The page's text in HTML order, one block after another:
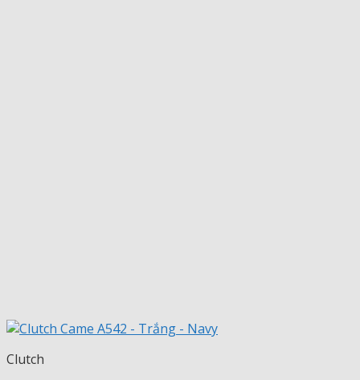
Clutch